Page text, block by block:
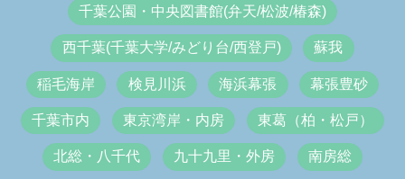
千葉公園・中央図書館(弁天/松波/椿森)
西千葉(千葉大学/みどり台/西登戸) 蘇我
稲毛海岸 検見川浜 海浜幕張 幕張豊砂
千葉市内 東京湾岸・内房 東葛（柏・松戸）
北総・八千代 九十九里・外房 南房総